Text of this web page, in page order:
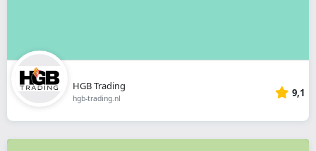
HGB Trading
hgb-trading.nl 9,1